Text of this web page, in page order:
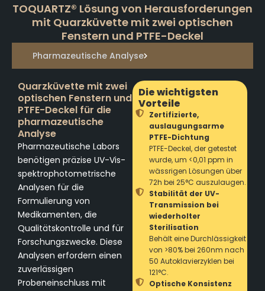
TOQUARTZ® Lösung von Herausforderungen
mit Quarzküvette mit zwei optischen
Fenstern und PTFE-Deckel
Pharmazeutische Analyse
Quarzküvette mit zwei
optischen Fenstern und
PTFE-Deckel für die
pharmazeutische
Analyse
Pharmazeutische Labors
benötigen präzise UV-Vis-
spektrophotometrische
Analysen für die
Formulierung von
Medikamenten, die
Qualitätskontrolle und für
Forschungszwecke. Diese
Analysen erfordern einen
zuverlässigen
Probeneinschluss mit
Die wichtigsten
Vorteile
Zertifizierte,
auslaugungsarme
PTFE-Dichtung
PTFE-Deckel, der getestet
wurde, um <0,01 ppm in
wässrigen Lösungen über
72h bei 25°C auszulaugen.
Stabilität der UV-
Transmission bei
wiederholter
Sterilisation
Behält eine Durchlässigkeit
von >80% bei 260nm nach
50 Autoklavierzyklen bei
121°C.
Optische Konsistenz